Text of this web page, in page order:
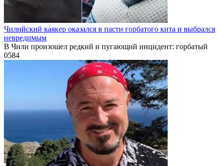
Чилийский каякер оказался в пасти горбатого кита и выбрался
невредимым
В Чили произошел редкий и пугающий инцидент: горбатый
0584